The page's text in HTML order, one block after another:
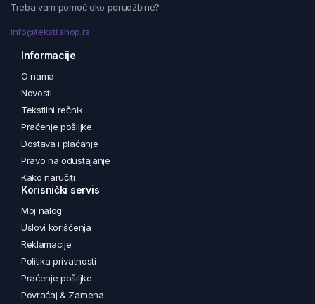
Treba vam pomoć oko porudžbine?
info@tekstilshop.rs
Informacije
O nama
Novosti
Tekstilni rečnik
Praćenje pošiljke
Dostava i plaćanje
Pravo na odustajanje
Kako naručiti
Korisnički servis
Moj nalog
Uslovi korišćenja
Reklamacije
Politika privatnosti
Praćenje pošiljke
Povraćaj & Zamena